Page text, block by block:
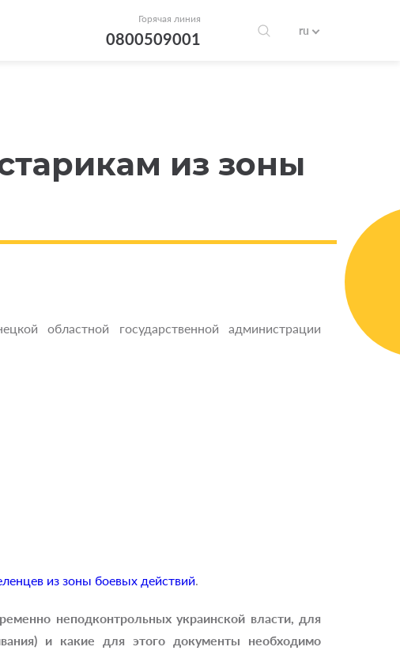
Горячая линия
0800509001 ru
из зоны
областной государственной администрации
из зоны боевых действий.
неподконтрольных украинской власти, для
и какие для этого документы необходимо